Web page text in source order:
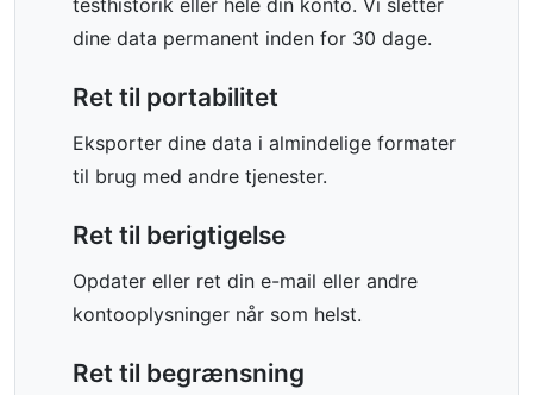
testhistorik eller hele din konto. Vi sletter
dine data permanent inden for 30 dage.
Ret til portabilitet
Eksporter dine data i almindelige formater
til brug med andre tjenester.
Ret til berigtigelse
Opdater eller ret din e-mail eller andre
kontooplysninger når som helst.
Ret til begrænsning